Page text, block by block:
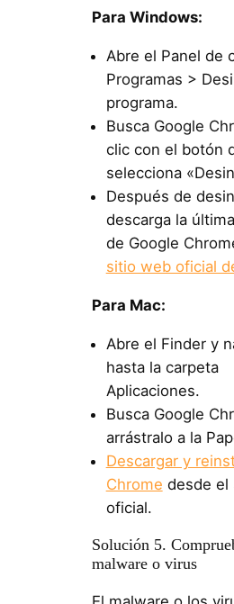
Para Windows:
Abre el Panel de
Programas >
programa.
Busca Google
clic con el botón
selecciona
Después de
descarga la
de Google
sitio web oficial
Para Mac:
Abre el Finder y
hasta la carpeta
Aplicaciones.
Busca Google
arrástralo a la
Descargar y
Chrome desde el
oficial.
Solución 5.
malware o virus